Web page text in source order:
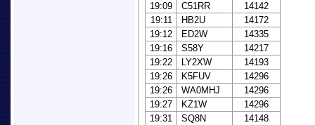
19:09
C51RR
14142
19:11
HB2U
14172
19:12
ED2W
14335
19:16
S58Y
14217
19:22
LY2XW
14193
19:26
K5FUV
14296
19:26
WA0MHJ
14296
19:27
KZ1W
14296
19:31
SQ8N
14148